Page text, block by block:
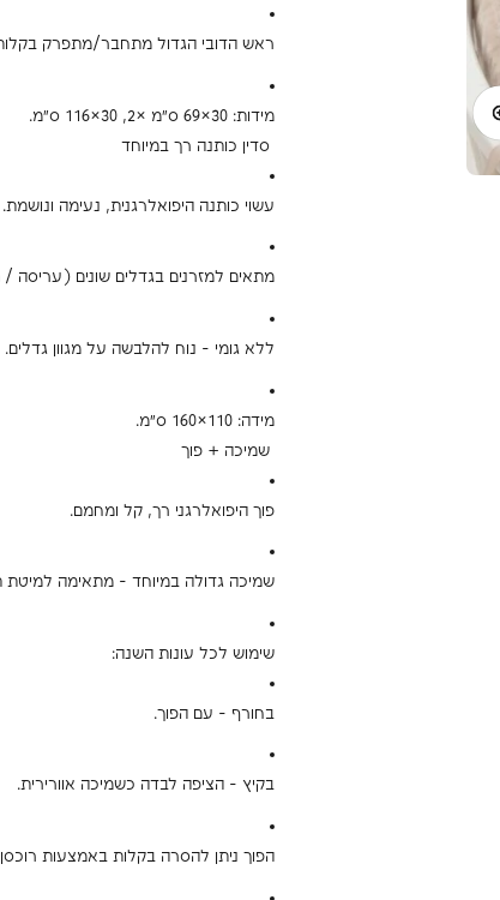
תקריב
ראש הדובי הגדול מתחבר/מתפרק
מידות: ‎69×30 ס"מ ×2, ‎116×30 ס"מ.
סדין כותנה רך במיוחד
עשוי כותנה היפואלרגנית, נעימה ונושמת.
מתאים למזרנים בגדלים שונים
ללא גומי – נוח להלבשה על מגוון גדלים.
מידה: ‎160×110 ס"מ.
שמיכה + פוך
פוך היפואלרגני רך, קל ומחמם.
שמיכה גדולה במיוחד – מתאימה למיטת
שימוש לכל עונות השנה:
בחורף – עם הפוך.
בקיץ – הציפה לבדה כשמיכה אוורירית.
הפוך ניתן להסרה בקלות באמצעות